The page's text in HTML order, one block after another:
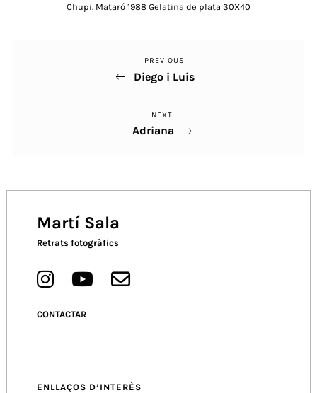
Chupi. Mataró 1988 Gelatina de plata 30X40
Previous
Post
PREVIOUS
Diego i Luis
Next
Post
NEXT
Adriana
Martí Sala
Retrats fotogràfics
CONTACTAR
ENLLAÇOS D’INTERÈS